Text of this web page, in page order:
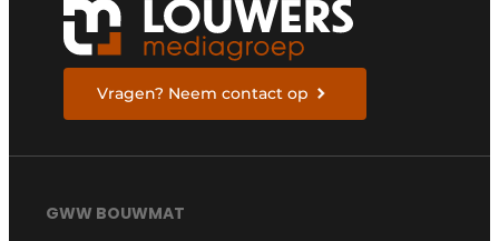
Vragen? Neem contact op
GWW BOUWMAT